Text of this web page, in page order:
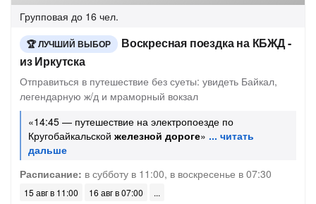
Групповая до 16 чел.
ЛУЧШИЙ ВЫБОР
Воскресная поездка на КБЖД -
из Иркутска
Отправиться в путешествие без суеты: увидеть Байкал,
легендарную ж/д и мраморный вокзал
«14:45 — путешествие на электропоезде по
Кругобайкальской железной дороге»
Расписание: в субботу в 11:00, в воскресенье в 07:30
15 авг в 11:00 16 авг в 07:00